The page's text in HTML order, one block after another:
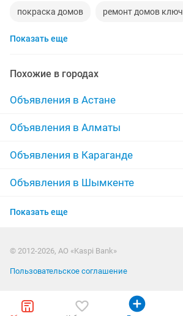
покраска домов ремонт домов ключ
ремонт квартир домов и офисов
проект домов штукатурка домов
уборка квартир и домов
дизайн интерьера домов
Показать еще
Похожие в городах
Объявления в Астане
Объявления в Алматы
Объявления в Караганде
Объявления в Шымкенте
Объявления в Усть-Каменогорске
Объявления в Костанае
Показать еще
© 2012-2026, АО «Kaspi Bank»
Пользовательское соглашение